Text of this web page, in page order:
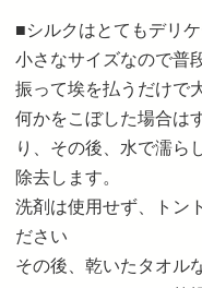
■シルクはとてもデリケ
小さなサイズなので普
振って埃を払うだけで
何かをこぼした場合は
り、その後、水で濡ら
除去します。
洗剤は使用せず、トン
ださい
その後、乾いたタオル